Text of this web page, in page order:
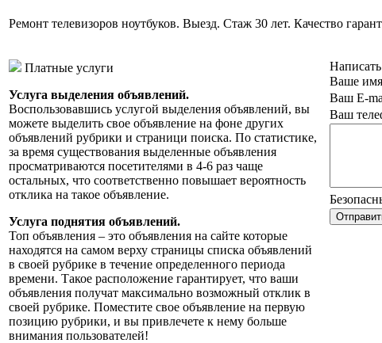
Ремонт телевизоров ноутбуков. Выезд. Стаж 30 лет. Качество
Платные услуги
Услуга выделения объявлений.
Воспользовавшись услугой выделения объявлений, вы
можете выделить свое объявление на фоне других
объявлений рубрики и страници поиска. По статистике,
за время существования выделенные объявления
просматриваются посетителями в 4-6 раз чаще
остальных, что соответственно повышает вероятность
отклика на такое объявление.
Услуга поднятия объявлений.
Топ объявления – это объявления на сайте которые
находятся на самом верху страницы списка объявлений
в своей рубрике в течение определенного периода
времени. Такое расположение гарантирует, что ваши
объявления получат максимально возможный отклик в
своей рубрике. Поместите свое объявление на первую
позицию рубрики, и вы привлечете к нему больше
внимания пользователей!
Ваше
Ваш E-
Ваш